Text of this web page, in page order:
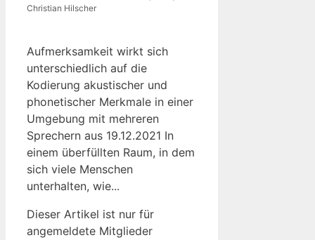
Christian Hilscher
Aufmerksamkeit wirkt sich
unterschiedlich auf die
Kodierung akustischer und
phonetischer Merkmale in einer
Umgebung mit mehreren
Sprechern aus 19.12.2021 In
einem überfüllten Raum, in dem
sich viele Menschen
unterhalten, wie...
Dieser Artikel ist nur für
angemeldete Mitglieder